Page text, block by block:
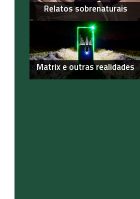
Relatos sobrenaturais
Matrix e outras realidades